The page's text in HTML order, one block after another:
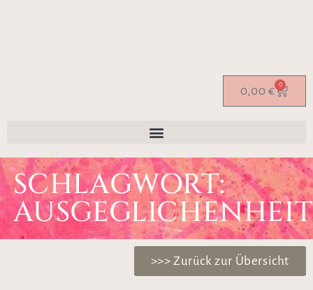
0,00 € 0
SCHLAGWORT:
AUSGEGLICHENHEIT
>>> Zurück zur Übersicht